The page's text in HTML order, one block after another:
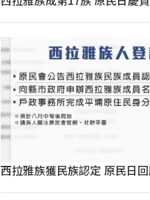
西拉雅族獲民族認定 原民日